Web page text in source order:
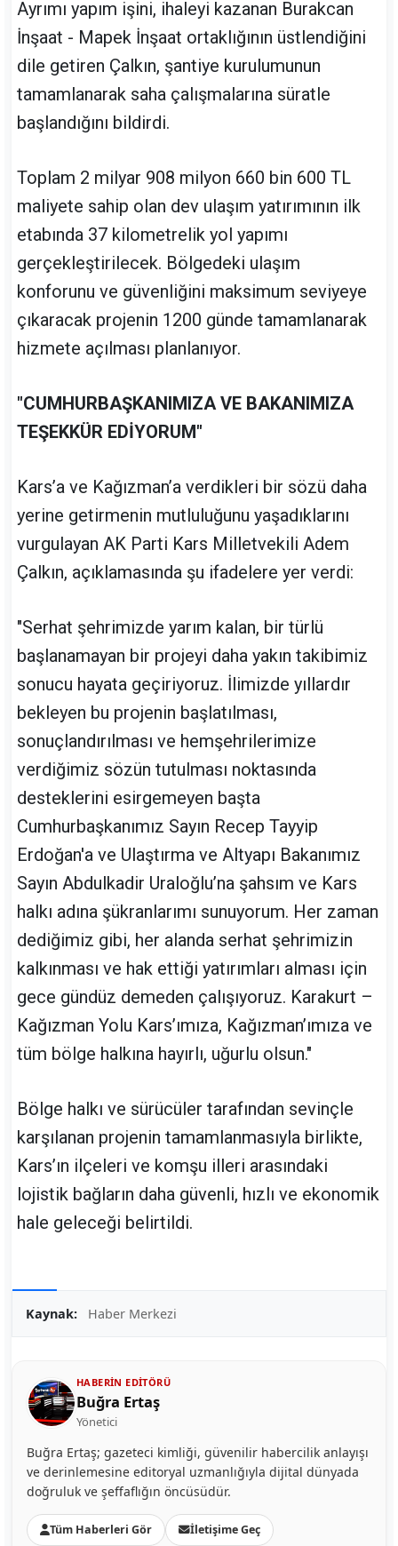
Ayrımı yapım işini, ihaleyi kazanan Burakcan
İnşaat - Mapek İnşaat ortaklığının üstlendiğini
dile getiren Çalkın, şantiye kurulumunun
tamamlanarak saha çalışmalarına süratle
başlandığını bildirdi.
Toplam 2 milyar 908 milyon 660 bin 600 TL
maliyete sahip olan dev ulaşım yatırımının ilk
etabında 37 kilometrelik yol yapımı
gerçekleştirilecek. Bölgedeki ulaşım
konforunu ve güvenliğini maksimum seviyeye
çıkaracak projenin 1200 günde tamamlanarak
hizmete açılması planlanıyor.
"CUMHURBAŞKANIMIZA VE BAKANIMIZA
TEŞEKKÜR EDİYORUM"
Kars’a ve Kağızman’a verdikleri bir sözü daha
yerine getirmenin mutluluğunu yaşadıklarını
vurgulayan AK Parti Kars Milletvekili Adem
Çalkın, açıklamasında şu ifadelere yer verdi:
"Serhat şehrimizde yarım kalan, bir türlü
başlanamayan bir projeyi daha yakın takibimiz
sonucu hayata geçiriyoruz. İlimizde yıllardır
bekleyen bu projenin başlatılması,
sonuçlandırılması ve hemşehrilerimize
verdiğimiz sözün tutulması noktasında
desteklerini esirgemeyen başta
Cumhurbaşkanımız Sayın Recep Tayyip
Erdoğan'a ve Ulaştırma ve Altyapı Bakanımız
Sayın Abdulkadir Uraloğlu’na şahsım ve Kars
halkı adına şükranlarımı sunuyorum. Her zaman
dediğimiz gibi, her alanda serhat şehrimizin
kalkınması ve hak ettiği yatırımları alması için
gece gündüz demeden çalışıyoruz. Karakurt –
Kağızman Yolu Kars’ımıza, Kağızman’ımıza ve
tüm bölge halkına hayırlı, uğurlu olsun."
Bölge halkı ve sürücüler tarafından sevinçle
karşılanan projenin tamamlanmasıyla birlikte,
Kars’ın ilçeleri ve komşu illeri arasındaki
lojistik bağların daha güvenli, hızlı ve ekonomik
hale geleceği belirtildi.
Kaynak: Haber Merkezi
HABERIN EDITÖRÜ
Buğra Ertaş
Yönetici
Buğra Ertaş; gazeteci kimliği, güvenilir habercilik anlayışı
ve derinlemesine editoryal uzmanlığıyla dijital dünyada
doğruluk ve şeffaflığın öncüsüdür.
Tüm Haberleri Gör İletişime Geç